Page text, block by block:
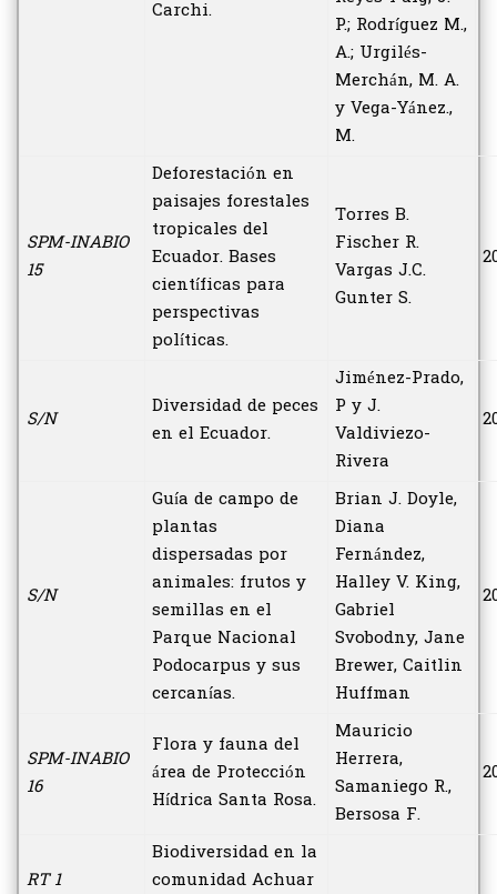
Carchi.
P.; Rodríguez M.,
A.; Urgilés-
Merchán, M. A.
y Vega-Yánez.,
M.
SPM-INABIO
15
Deforestación en
paisajes forestales
tropicales del
Ecuador. Bases
científicas para
perspectivas
políticas.
Torres B.
Fischer R.
Vargas J.C.
Gunter S.
S/N
Diversidad de peces
en el Ecuador.
Jiménez-Prado,
P y J.
Valdiviezo-
Rivera
S/N
Guía de campo de
plantas
dispersadas por
animales: frutos y
semillas en el
Parque Nacional
Podocarpus y sus
cercanías.
Brian J. Doyle,
Diana
Fernández,
Halley V. King,
Gabriel
Svobodny, Jane
Brewer, Caitlin
Huffman
SPM-INABIO
16
Flora y fauna del
área de Protección
Hídrica Santa Rosa.
Mauricio
Herrera,
Samaniego R.,
Bersosa F.
RT 1
Biodiversidad en la
comunidad Achuar